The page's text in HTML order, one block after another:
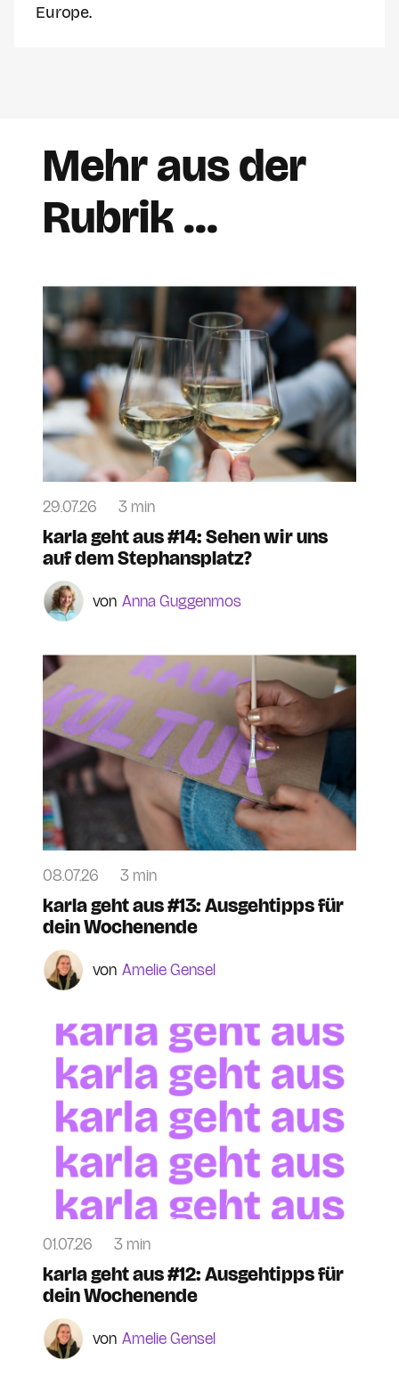
Europe.
Mehr aus der
Rubrik …
29.07.26 3 min
karla geht aus #14: Sehen wir uns
auf dem Stephansplatz?
Anna Guggenmos
08.07.26 3 min
karla geht aus #13: Ausgehtipps für
dein Wochenende
Amelie Gensel
01.07.26 3 min
karla geht aus #12: Ausgehtipps für
dein Wochenende
Amelie Gensel